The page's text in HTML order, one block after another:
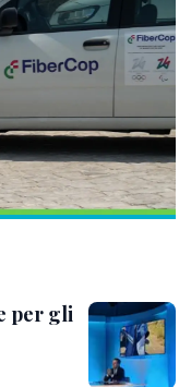
per gli